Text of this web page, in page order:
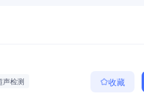
声检测
收藏